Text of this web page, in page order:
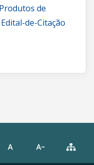
de
de-Citação